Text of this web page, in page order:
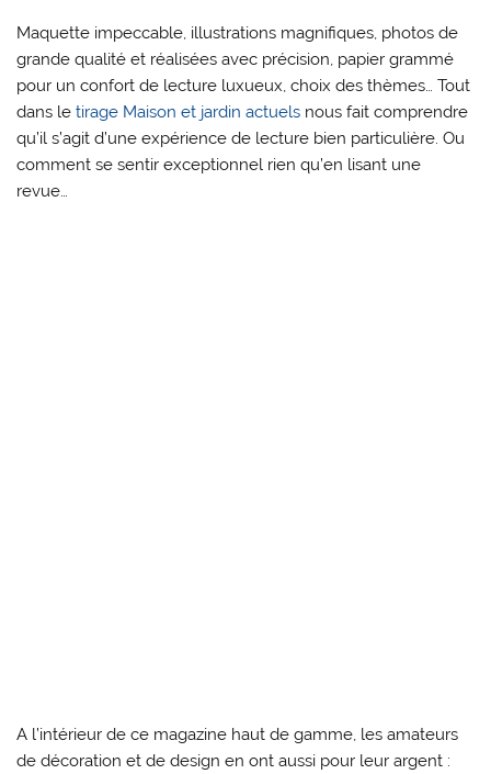
Maquette impeccable, illustrations magnifiques, photos de
grande qualité et réalisées avec précision, papier grammé
pour un confort de lecture luxueux, choix des thèmes… Tout
dans letirage Maison et jardin actuels nous fait comprendre
qu’il s’agit d’une expérience de lecture bien particulière. Ou
comment se sentir exceptionnel rien qu’en lisant une
revue…
A l’intérieur de ce magazine haut de gamme, les amateurs
de décoration et de design en ont aussi pour leur argent :